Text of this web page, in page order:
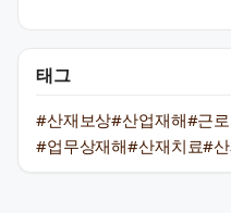
태그
#산재보상#산업재해#근
#업무상재해#산재치료#